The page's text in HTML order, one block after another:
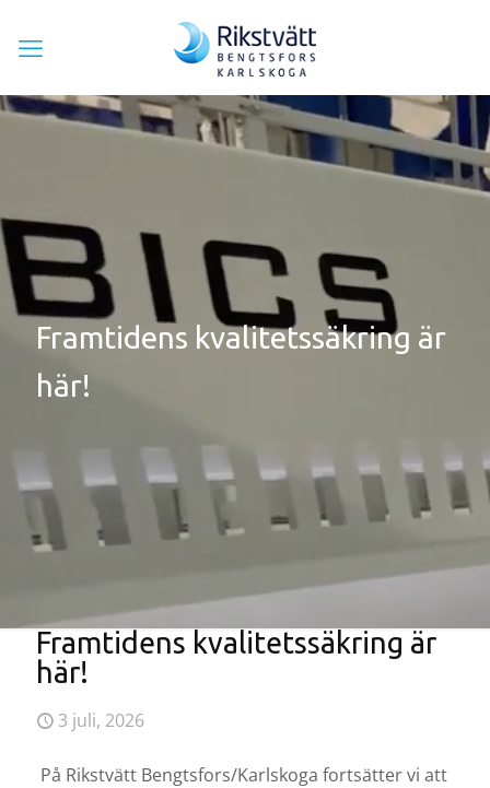
Framtidens kvalitetssäkring är
här!
Framtidens kvalitetssäkring är
här!
3 juli, 2026
På Rikstvätt Bengtsfors/Karlskoga fortsätter vi att